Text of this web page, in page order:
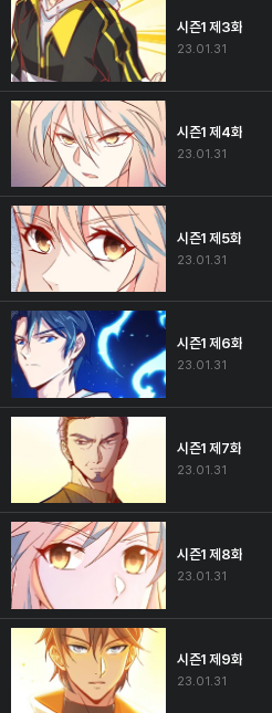
시즌1 제3화
23.01.31
시즌1 제4화
23.01.31
시즌1 제5화
23.01.31
시즌1 제6화
23.01.31
시즌1 제7화
23.01.31
시즌1 제8화
23.01.31
시즌1 제9화
23.01.31